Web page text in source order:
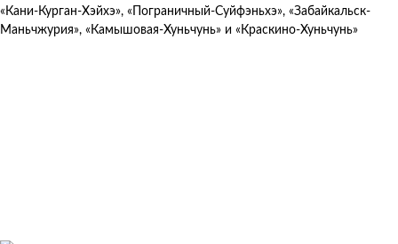
«Кани-Курган-Хэйхэ», «Пограничный-Суйфэньхэ», «Забайкальск-
Маньчжурия», «Камышовая-Хуньчунь» и «Краскино-Хуньчунь»